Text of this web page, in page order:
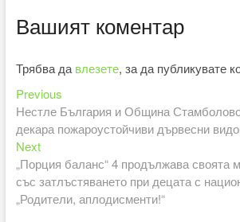
Вашият коментар
Трябва да влезете, за да публикувате
Навигация
PreviousPrevious
post:
Нестле България и Община
декара пожароустойчиви дървесни
NextNext
post:
„Порция баланс“ 4 продължава своята
със затлъстяването при децата с
„Родители, аплодисменти!“